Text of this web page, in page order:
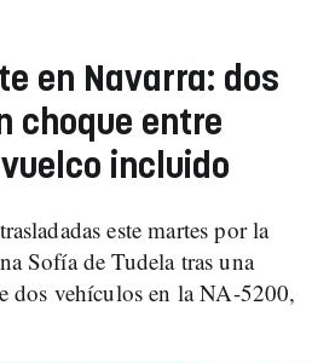
en Navarra: dos
choque entre
incluido
este martes por la
Sofía de Tudela tras una
dos vehículos en la NA-5200,